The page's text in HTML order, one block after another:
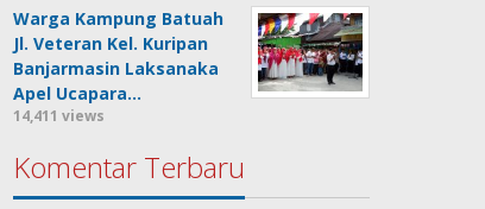
Warga Kampung Batuah
Jl. Veteran Kel. Kuripan
Banjarmasin Laksanaka
Apel Ucapara…
14,411 views
Komentar Terbaru